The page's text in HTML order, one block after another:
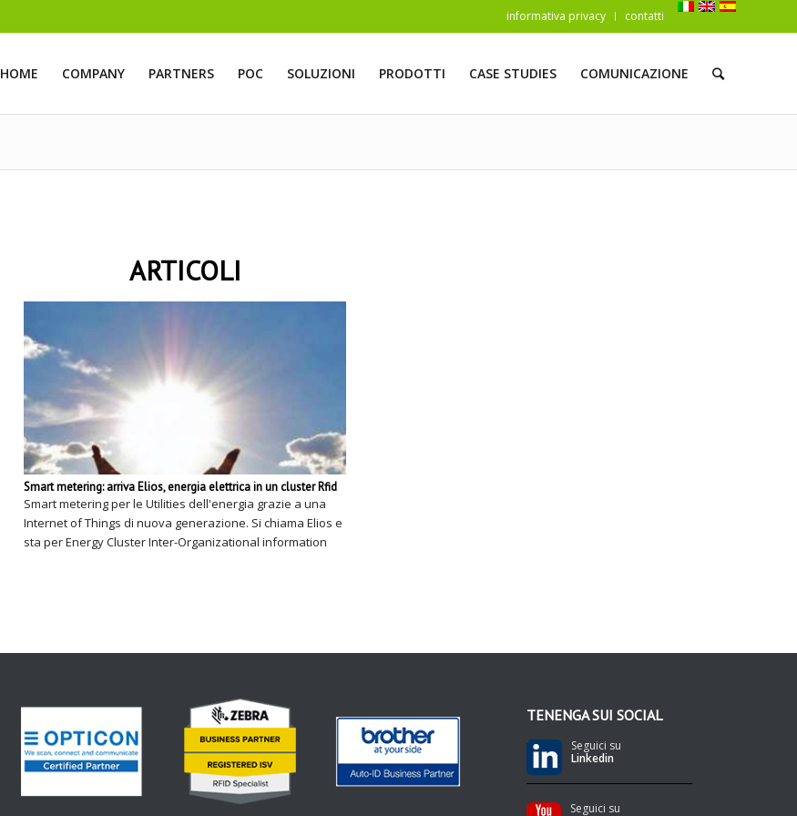
informativa privacy contatti
HOME COMPANY PARTNERS POC SOLUZIONI PRODOTTI CASE STUDIES COMUNICAZIONE
ARTICOLI
Smart metering: arriva Elios, energia elettrica in un cluster Rfid
Smart metering per le Utilities dell'energia grazie a una
Internet of Things di nuova generazione. Si chiama Elios e
sta per Energy Cluster Inter-Organizational information
TENENGA SUI SOCIAL
Seguici su
Linkedin
Seguici su